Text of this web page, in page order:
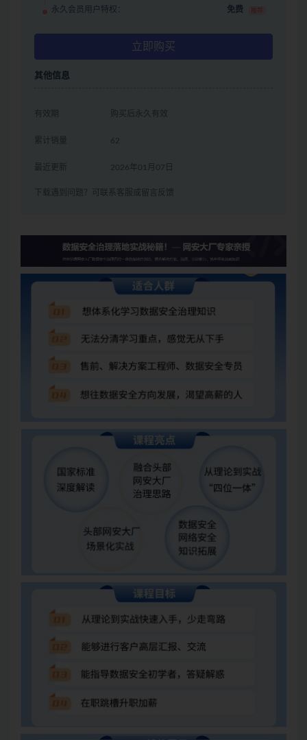
永久会员用户特权： 免费 推荐
立即购买
其他信息
有效期 购买后永久有效
累计销量 62
最近更新 2026年01月07日
下载遇到问题？可联系客服或留言反馈